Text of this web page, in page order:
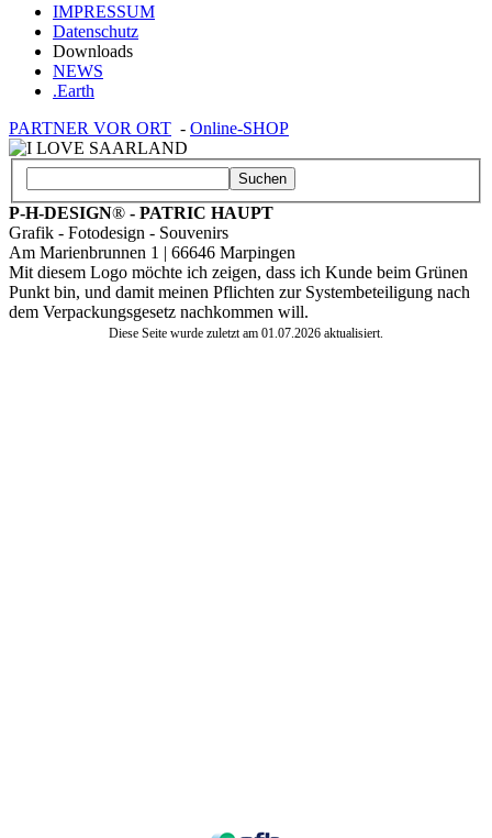
IMPRESSUM
Datenschutz
Downloads
NEWS
.Earth
PARTNER VOR ORT - Online-SHOP
Suchen
P-H-DESIGN® - PATRIC HAUPT
Grafik - Fotodesign - Souvenirs
Am Marienbrunnen 1 | 66646 Marpingen
Mit diesem Logo möchte ich zeigen, dass ich Kunde beim Grünen
Punkt bin, und damit meinen Pflichten zur Systembeteiligung nach
dem Verpackungsgesetz nachkommen will.
Diese Seite wurde zuletzt am 01.07.2026 aktualisiert.